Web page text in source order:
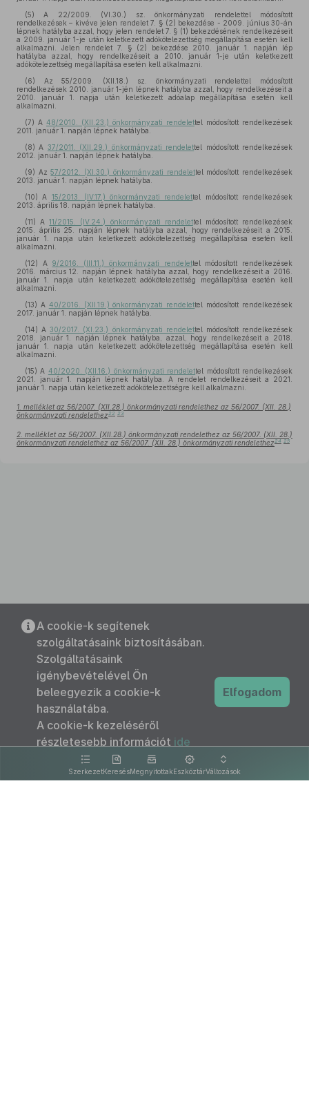
(5) A 22/2009. (VI.30.) sz. önkormányzati rendelettel módosított
rendelkezések – kivéve jelen rendelet 7. § (2) bekezdése - 2009. június 30-án
lépnek hatályba azzal, hogy jelen rendelet 7. § (1) bekezdésének rendelkezéseit
a 2009. január 1-je után keletkezett adókötelezettség megállapítása esetén kell
alkalmazni. Jelen rendelet 7. § (2) bekezdése 2010. január 1. napján lép
hatályba azzal, hogy rendelkezéseit a 2010. január 1-je után keletkezett
adókötelezettség megállapítása esetén kell alkalmazni.
(6) Az 55/2009. (XII.18.) sz. önkormányzati rendelettel módosított
rendelkezések 2010. január 1-jén lépnek hatályba azzal, hogy rendelkezéseit a
2010. január 1. napja után keletkezett adóalap megállapítása esetén kell
alkalmazni.
(7) A 48/2010. (XII.23.) önkormányzati rendelettel módosított rendelkezések
2011. január 1. napján lépnek hatályba.
(8) A 37/2011. (XII.29.) önkormányzati rendelettel módosított rendelkezések
2012. január 1. napján lépnek hatályba.
(9) Az57/2012. (XI.30.) önkormányzati rendelettel módosított rendelkezések
2013. január 1. napján lépnek hatályba.
(10) A 15/2013. (IV.17.) önkormányzati rendelettel módosított rendelkezések
2013. április 18. napján lépnek hatályba.
(11) A11/2015. (IV.24.) önkormányzati rendelettel módosított rendelkezések
2015. április 25. napján lépnek hatályba azzal, hogy rendelkezéseit a 2015.
január 1. napja után keletkezett adókötelezettség megállapítása esetén kell
alkalmazni.
(12) A 9/2016. (III.11.) önkormányzati rendelettel módosított rendelkezések
2016. március 12. napján lépnek hatályba azzal, hogy rendelkezéseit a 2016.
január 1. napja után keletkezett adókötelezettség megállapítása esetén kell
alkalmazni.
(13) A 40/2016. (XII.19.) önkormányzati rendelettel módosított rendelkezések
2017. január 1. napján lépnek hatályba.
(14) A30/2017. (XI.23.) önkormányzati rendelettel módosított rendelkezések
2018. január 1. napján lépnek hatályba, azzal, hogy rendelkezéseit a 2018.
január 1. napja után keletkezett adókötelezettség megállapítása esetén kell
alkalmazni.
(15) A 40/2020. (XII.16.) önkormányzati rendelettel módosított rendelkezések
2021. január 1. napján lépnek hatályba. A rendelet rendelkezéseit a 2021.
január 1. napja után keletkezett adókötelezettségre kell alkalmazni.
1. melléklet az 56/2007. (XII.28.) önkormányzati rendelethez az 56/2007. (XII. 28.)
önkormányzati rendelethez 22 23
2. melléklet az 56/2007. (XII.28.) önkormányzati rendelethez az 56/2007. (XII. 28.)
önkormányzati rendelethez az 56/2007. (XII. 28.) önkormányzati rendelethez 24 25
SzerkezetKeresésMegnyitottakEszköztárVáltozások
A cookie-k segítenek
szolgáltatásaink biztosításában.
Szolgáltatásaink
igénybevételével Ön
beleegyezik a cookie-k
használatába.
A cookie-k kezeléséről
részletesebb információt ide
kattintva olvashat.
Elfogadom